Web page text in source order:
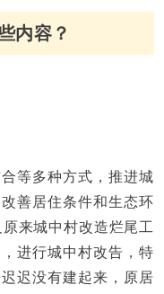
内容？
等多种方式，推进城
善居住条件和生态环
来城中村改造烂尾工
进行城中村改告，特
迟没有建起来，原居